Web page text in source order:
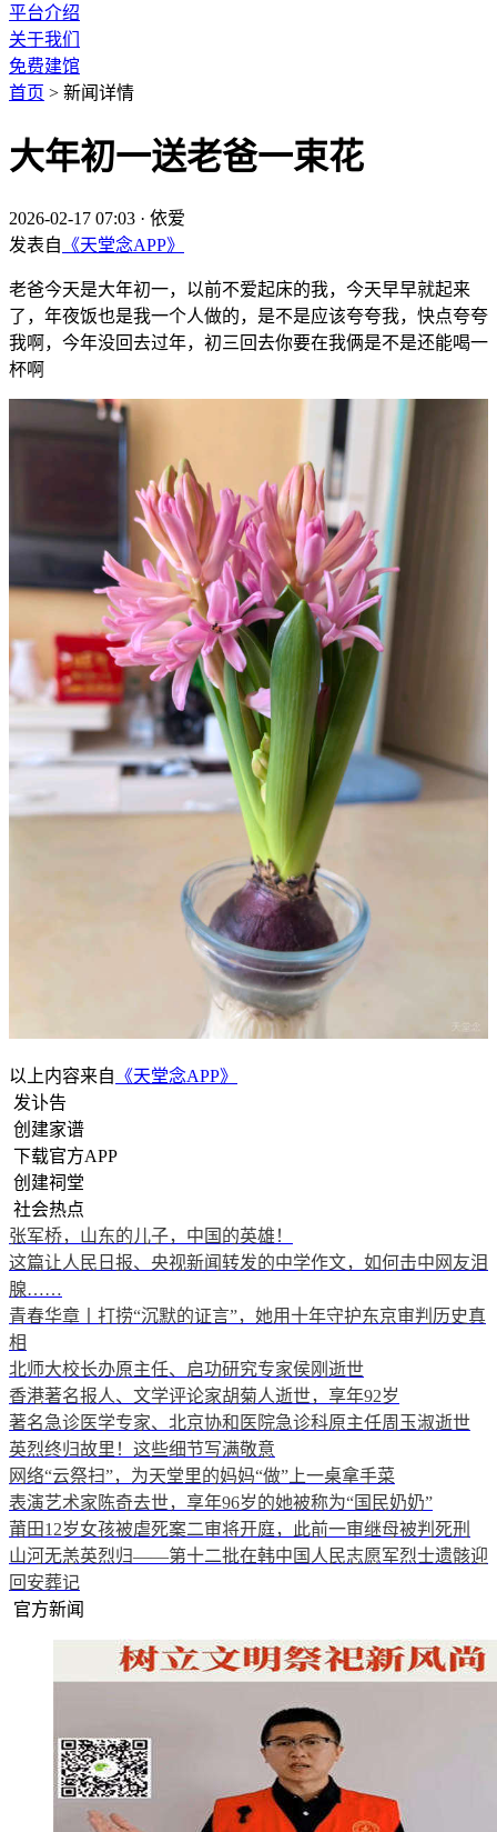
平台介绍
关于我们
免费建馆
首页 > 新闻详情
大年初一送老爸一束花
2026-02-17 07:03 · 依爱
发表自 《天堂念APP》
老爸今天是大年初一，以前不爱起床的我，今天早早就起来
了，年夜饭也是我一个人做的，是不是应该夸夸我，快点夸夸
我啊，今年没回去过年，初三回去你要在我俩是不是还能喝一
杯啊
以上内容来自 《天堂念APP》
发讣告
创建家谱
下载官方APP
创建祠堂
社会热点
张军桥，山东的儿子，中国的英雄！
这篇让人民日报、央视新闻转发的中学作文，如何击中网友泪
腺……
青春华章丨打捞“沉默的证言”，她用十年守护东京审判历史真
相
北师大校长办原主任、启功研究专家侯刚逝世
香港著名报人、文学评论家胡菊人逝世，享年92岁
著名急诊医学专家、北京协和医院急诊科原主任周玉淑逝世
英烈终归故里！这些细节写满敬意
网络“云祭扫”，为天堂里的妈妈“做”上一桌拿手菜
表演艺术家陈奇去世，享年96岁的她被称为“国民奶奶”
莆田12岁女孩被虐死案二审将开庭，此前一审继母被判死刑
山河无恙英烈归——第十二批在韩中国人民志愿军烈士遗骸迎
回安葬记
官方新闻